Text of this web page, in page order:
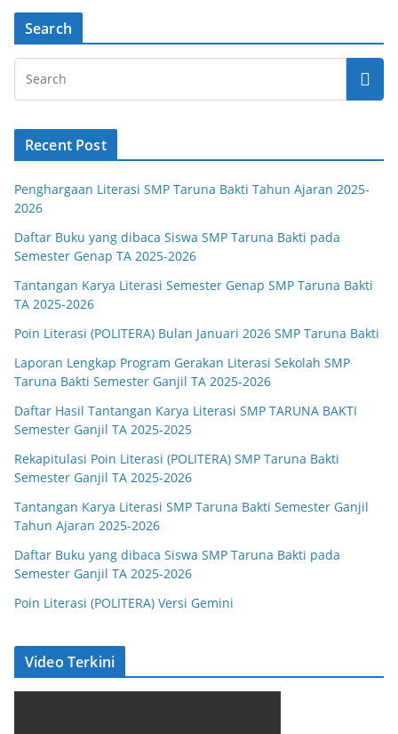
Search
Recent Post
Penghargaan Literasi SMP Taruna Bakti Tahun Ajaran 2025-
2026
Daftar Buku yang dibaca Siswa SMP Taruna Bakti pada
Semester Genap TA 2025-2026
Tantangan Karya Literasi Semester Genap SMP Taruna Bakti
TA 2025-2026
Poin Literasi (POLITERA) Bulan Januari 2026 SMP Taruna Bakti
Laporan Lengkap Program Gerakan Literasi Sekolah SMP
Taruna Bakti Semester Ganjil TA 2025-2026
Daftar Hasil Tantangan Karya Literasi SMP TARUNA BAKTI
Semester Ganjil TA 2025-2025
Rekapitulasi Poin Literasi (POLITERA) SMP Taruna Bakti
Semester Ganjil TA 2025-2026
Tantangan Karya Literasi SMP Taruna Bakti Semester Ganjil
Tahun Ajaran 2025-2026
Daftar Buku yang dibaca Siswa SMP Taruna Bakti pada
Semester Ganjil TA 2025-2026
Poin Literasi (POLITERA) Versi Gemini
Video Terkini